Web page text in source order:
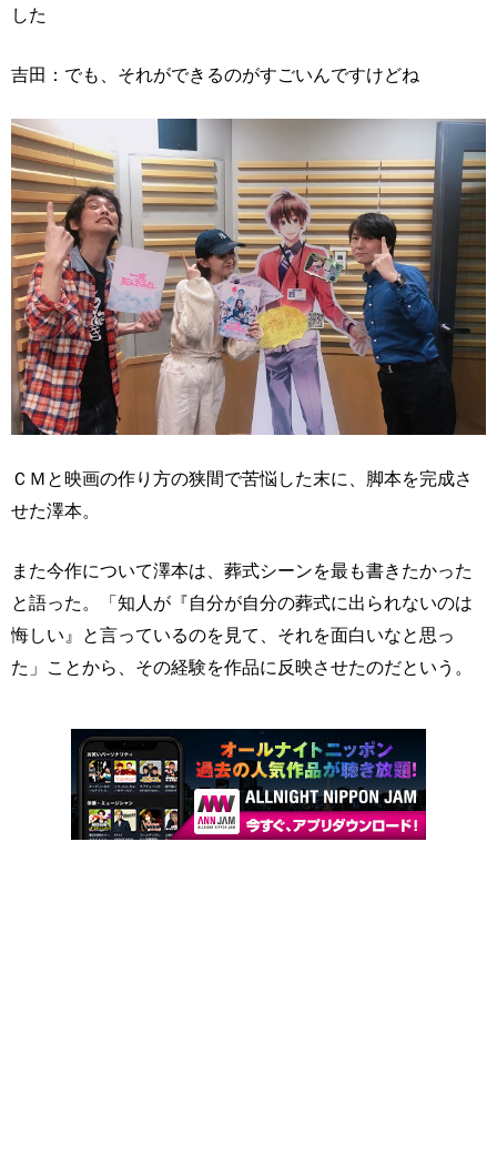
した
吉田：でも、それができるのがすごいんですけどね
ＣＭと映画の作り方の狭間で苦悩した末に、脚本を完成さ
せた澤本。
また今作について澤本は、葬式シーンを最も書きたかった
と語った。「知人が『自分が自分の葬式に出られないのは
悔しい』と言っているのを見て、それを面白いなと思っ
た」ことから、その経験を作品に反映させたのだという。